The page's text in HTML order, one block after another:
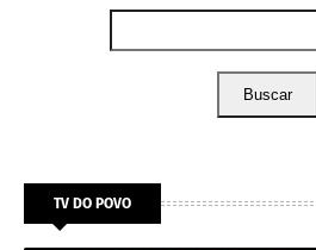
Buscar
TV DO POVO